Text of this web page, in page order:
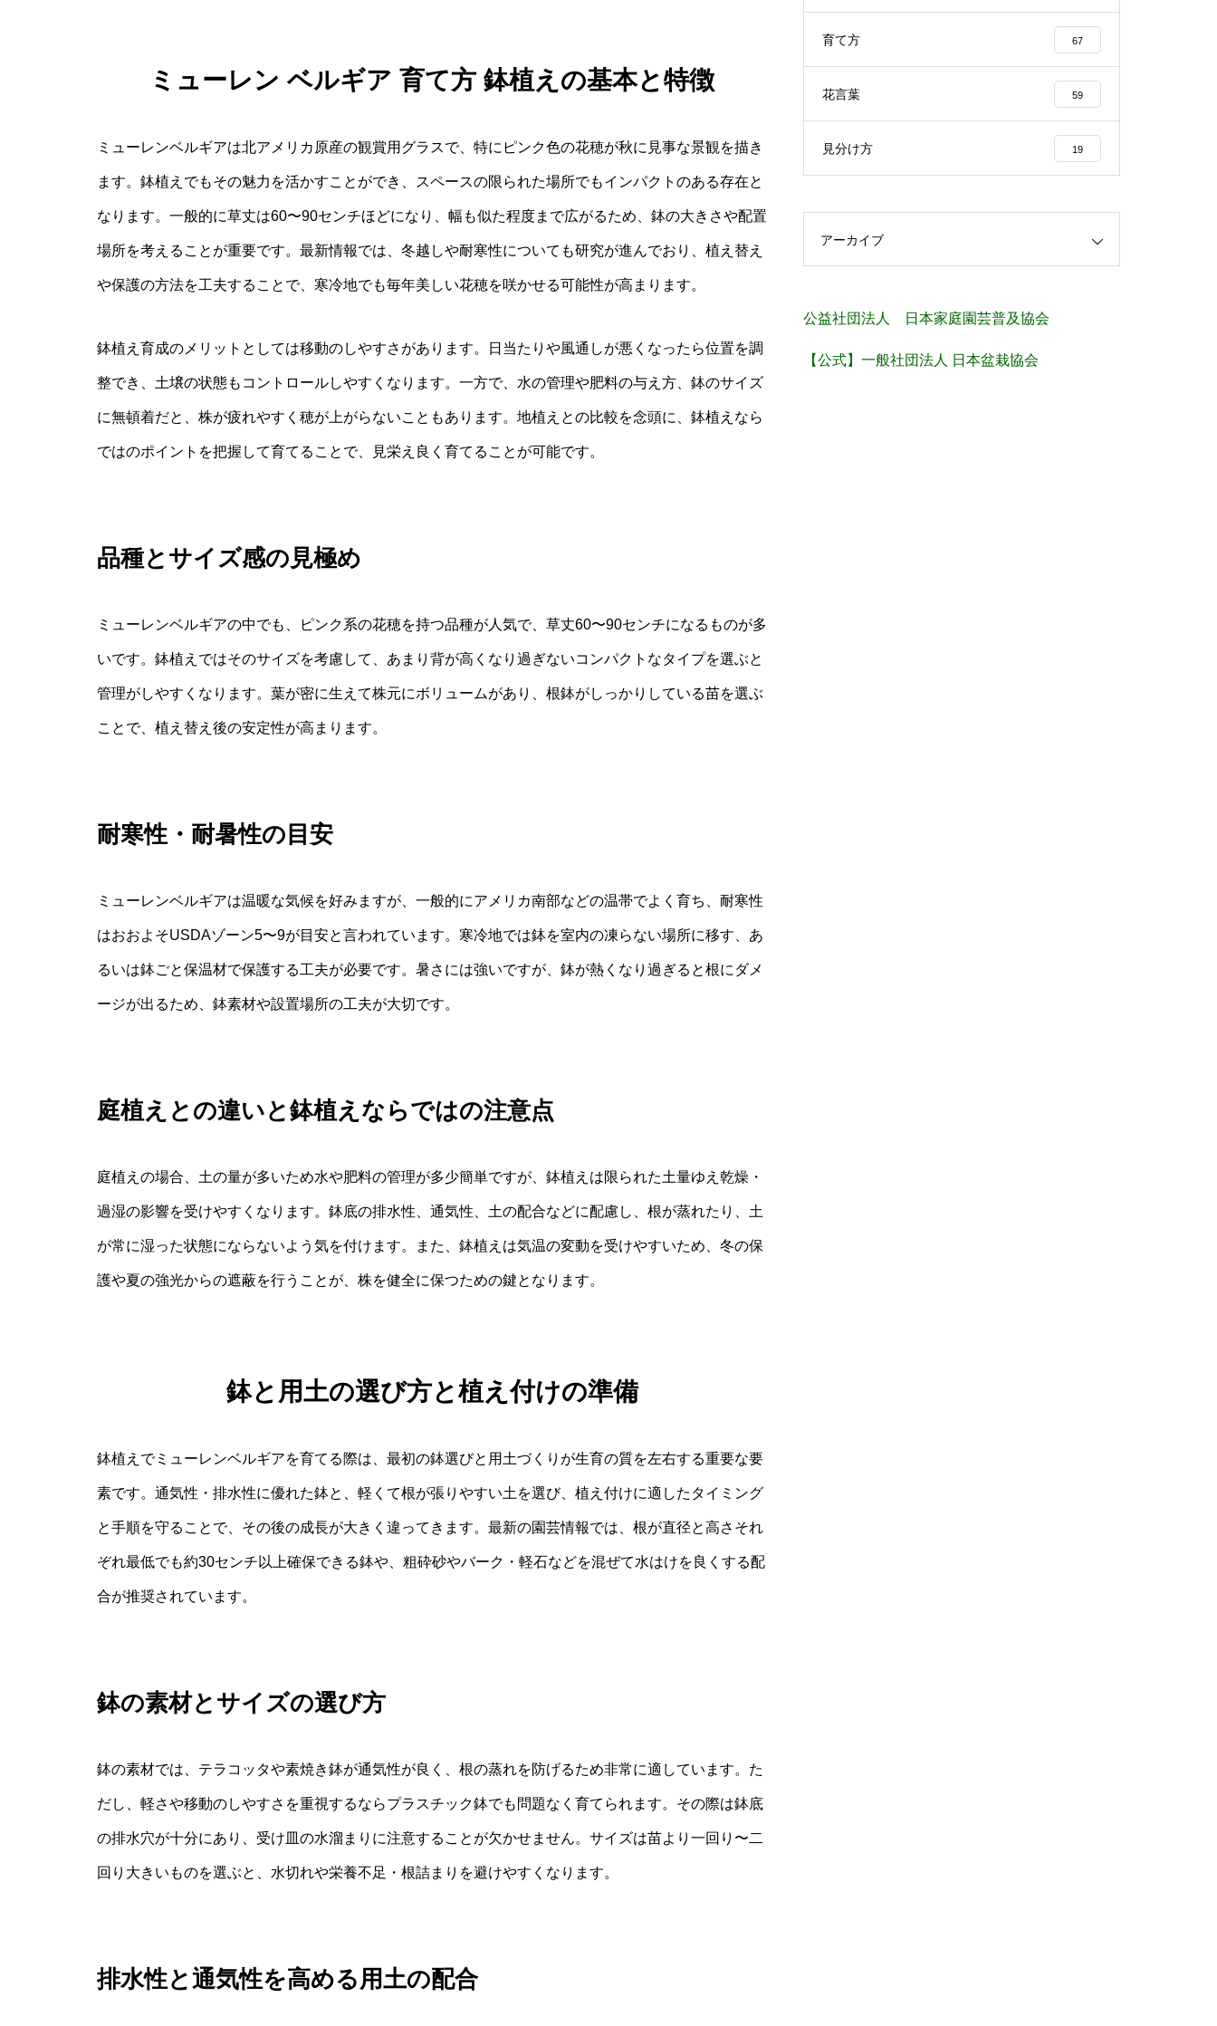
ミューレン ベルギア 育て方 鉢植えの基本と特徴
ミューレンベルギアは北アメリカ原産の観賞用グラスで、特にピンク色の花穂が秋に見事な景観を描き
ます。鉢植えでもその魅力を活かすことができ、スペースの限られた場所でもインパクトのある存在と
なります。一般的に草丈は60〜90センチほどになり、幅も似た程度まで広がるため、鉢の大きさや配置
場所を考えることが重要です。最新情報では、冬越しや耐寒性についても研究が進んでおり、植え替え
や保護の方法を工夫することで、寒冷地でも毎年美しい花穂を咲かせる可能性が高まります。
鉢植え育成のメリットとしては移動のしやすさがあります。日当たりや風通しが悪くなったら位置を調
整でき、土壌の状態もコントロールしやすくなります。一方で、水の管理や肥料の与え方、鉢のサイズ
に無頓着だと、株が疲れやすく穂が上がらないこともあります。地植えとの比較を念頭に、鉢植えなら
ではのポイントを把握して育てることで、見栄え良く育てることが可能です。
品種とサイズ感の見極め
ミューレンベルギアの中でも、ピンク系の花穂を持つ品種が人気で、草丈60〜90センチになるものが多
いです。鉢植えではそのサイズを考慮して、あまり背が高くなり過ぎないコンパクトなタイプを選ぶと
管理がしやすくなります。葉が密に生えて株元にボリュームがあり、根鉢がしっかりしている苗を選ぶ
ことで、植え替え後の安定性が高まります。
耐寒性・耐暑性の目安
ミューレンベルギアは温暖な気候を好みますが、一般的にアメリカ南部などの温帯でよく育ち、耐寒性
はおおよそUSDAゾーン5〜9が目安と言われています。寒冷地では鉢を室内の凍らない場所に移す、あ
るいは鉢ごと保温材で保護する工夫が必要です。暑さには強いですが、鉢が熱くなり過ぎると根にダメ
ージが出るため、鉢素材や設置場所の工夫が大切です。
庭植えとの違いと鉢植えならではの注意点
庭植えの場合、土の量が多いため水や肥料の管理が多少簡単ですが、鉢植えは限られた土量ゆえ乾燥・
過湿の影響を受けやすくなります。鉢底の排水性、通気性、土の配合などに配慮し、根が蒸れたり、土
が常に湿った状態にならないよう気を付けます。また、鉢植えは気温の変動を受けやすいため、冬の保
護や夏の強光からの遮蔽を行うことが、株を健全に保つための鍵となります。
鉢と用土の選び方と植え付けの準備
鉢植えでミューレンベルギアを育てる際は、最初の鉢選びと用土づくりが生育の質を左右する重要な要
素です。通気性・排水性に優れた鉢と、軽くて根が張りやすい土を選び、植え付けに適したタイミング
と手順を守ることで、その後の成長が大きく違ってきます。最新の園芸情報では、根が直径と高さそれ
ぞれ最低でも約30センチ以上確保できる鉢や、粗砕砂やバーク・軽石などを混ぜて水はけを良くする配
合が推奨されています。
鉢の素材とサイズの選び方
鉢の素材では、テラコッタや素焼き鉢が通気性が良く、根の蒸れを防げるため非常に適しています。た
だし、軽さや移動のしやすさを重視するならプラスチック鉢でも問題なく育てられます。その際は鉢底
の排水穴が十分にあり、受け皿の水溜まりに注意することが欠かせません。サイズは苗より一回り〜二
回り大きいものを選ぶと、水切れや栄養不足・根詰まりを避けやすくなります。
排水性と通気性を高める用土の配合
育て方 67
花言葉 59
見分け方 19
アーカイブ
公益社団法人 日本家庭園芸普及協会
【公式】一般社団法人 日本盆栽協会